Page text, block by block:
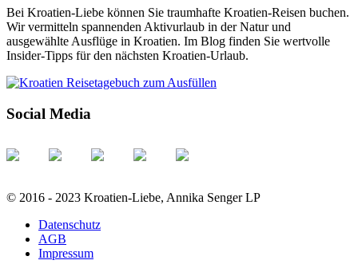
Bei Kroatien-Liebe können Sie traumhafte Kroatien-Reisen buchen.
Wir vermitteln spannenden Aktivurlaub in der Natur und
ausgewählte Ausflüge in Kroatien. Im Blog finden Sie wertvolle
Insider-Tipps für den nächsten Kroatien-Urlaub.
Social Media
© 2016 - 2023 Kroatien-Liebe, Annika Senger LP
Datenschutz
AGB
Impressum